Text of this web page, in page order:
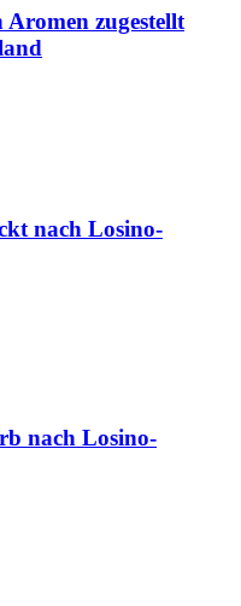
Aromen zugestellt
nach Losino-
nach Losino-